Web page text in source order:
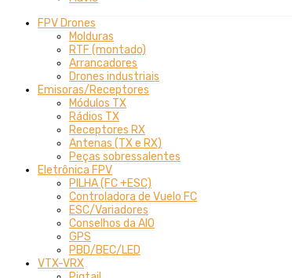
FPV Drones
Molduras
RTF (montado)
Arrancadores
Drones industriais
Emisoras/Receptores
Módulos TX
Rádios TX
Receptores RX
Antenas (TX e RX)
Peças sobressalentes
Eletrônica FPV
PILHA (FC +ESC)
Controladora de Vuelo FC
ESC/Variadores
Conselhos da AIO
GPS
PBD/BEC/LED
VTX-VRX